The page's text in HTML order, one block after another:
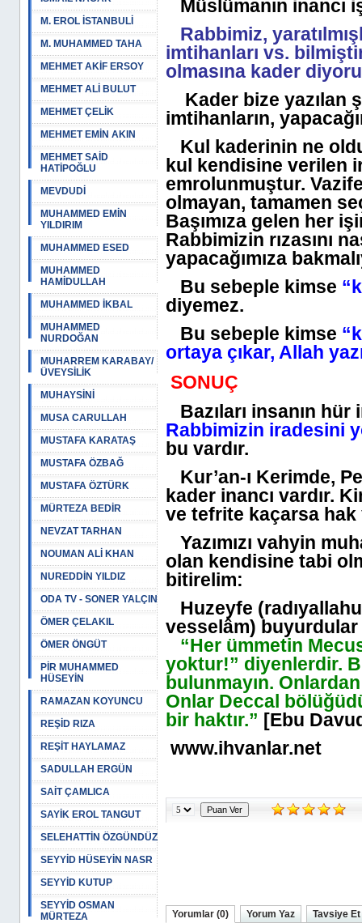
M. EROL İSTANBULİ
M. MUHAMMED TAHA
MEHMET AKİF ERSOY
MEHMET ALİ BULUT
MEHMET ÇELİK
MEHMET EMİN AKIN
MEHMET SAİD
HATİPOĞLU
MEVDUDİ
MUHAMMED EMİN
YILDIRIM
MUHAMMED ESED
MUHAMMED
HAMİDULLAH
MUHAMMED İKBAL
MUHAMMED
NURDOĞAN
MUHARREM KARABAY/
ÜVEYSİLİK
MUHAYSİNİ
MUSA CARULLAH
MUSTAFA KARATAŞ
MUSTAFA ÖZBAĞ
MUSTAFA ÖZTÜRK
MÜRTEZA BEDİR
NEVZAT TARHAN
NOUMAN ALİ KHAN
NUREDDİN YILDIZ
ODA TV - SONER YALÇIN
ÖMER ÇELAKIL
ÖMER ÖNGÜT
PİR MUHAMMED
HÜSEYİN
RAMAZAN KOYUNCU
REŞİD RIZA
REŞİT HAYLAMAZ
SADULLAH ERGÜN
SAİT ÇAMLICA
SAYİK EROL TANGUT
SELEHATTİN ÖZGÜNDÜZ
SEYYİD HÜSEYİN NASR
SEYYİD KUTUP
SEYYİD OSMAN
MÜRTEZA
Müslümanın inancı
Rabbimiz,
imtihanları vs.
olmasına kader
Kader bize yazılan
imtihanların,
Kul kaderinin ne
kul kendisine verilen
emrolunmuştur.
olmayan, tamamen
Başımıza gelen her
Rabbimizin rızasını
yapacağımıza
Bu sebeple kimse
diyemez.
Bu sebeple kimse
ortaya çıkar, Allah
SONUÇ
Bazıları insanın
Rabbimizin iradesini
bu vardır.
Kur’an-ı Kerimde,
kader inancı vardır.
ve tefrite kaçarsa hak
Yazımızı vahyin
olan kendisine tabi
bitirelim:
Huzeyfe
vesselâm)
“Her ümmetin
yoktur!” diyenlerdir.
bulunmayın.
Onlar Deccal
bir haktır.” [Ebu
www.ihvanlar.net
Yorumlar (0) Yorum Yaz Tavsiye Et